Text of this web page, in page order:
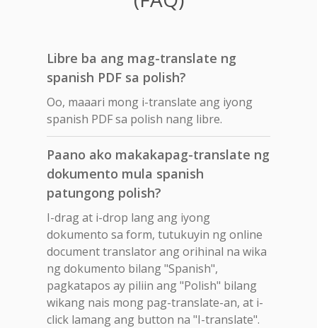
Libre ba ang mag-translate ng
spanish PDF sa polish?
Oo, maaari mong i-translate ang iyong
spanish PDF sa polish nang libre.
Paano ako makakapag-translate ng
dokumento mula spanish
patungong polish?
I-drag at i-drop lang ang iyong
dokumento sa form, tutukuyin ng online
document translator ang orihinal na wika
ng dokumento bilang "Spanish",
pagkatapos ay piliin ang "Polish" bilang
wikang nais mong pag-translate-an, at i-
click lamang ang button na "I-translate".